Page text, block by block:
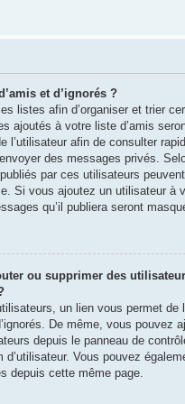
et d’ignorés ?
listes afin d’organiser et trier
ajoutés à votre liste d’amis
l’utilisateur afin de consulter
des messages privés.
par ces utilisateurs
Si vous ajoutez un utilisateur à
qu’il publiera seront
ou supprimer des
un lien vous permet de
De même, vous pouvez
depuis le panneau de
Vous pouvez
depuis cette même page.